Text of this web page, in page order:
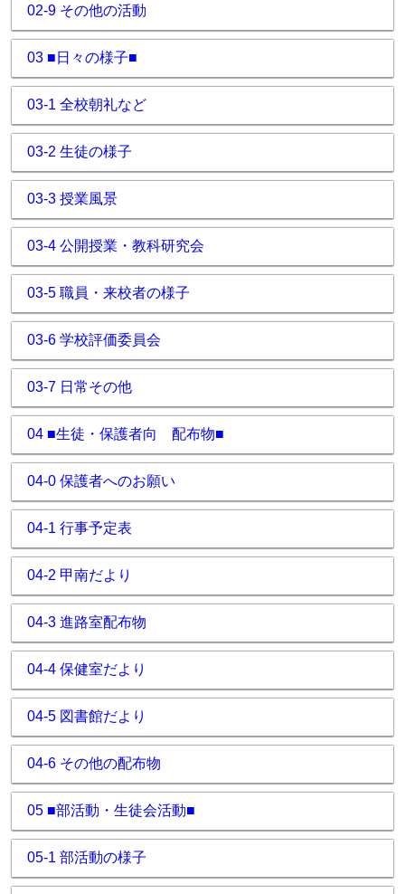
02-9 その他の活動
03 ■日々の様子■
03-1 全校朝礼など
03-2 生徒の様子
03-3 授業風景
03-4 公開授業・教科研究会
03-5 職員・来校者の様子
03-6 学校評価委員会
03-7 日常その他
04 ■生徒・保護者向 配布物■
04-0 保護者へのお願い
04-1 行事予定表
04-2 甲南だより
04-3 進路室配布物
04-4 保健室だより
04-5 図書館だより
04-6 その他の配布物
05 ■部活動・生徒会活動■
05-1 部活動の様子